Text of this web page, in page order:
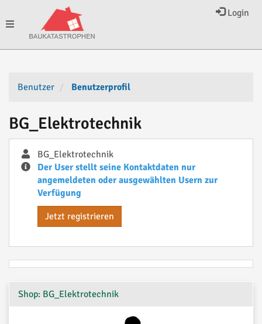
Login
Toggle
Benutzer
Benutzerprofil
BG_Elektrotechnik
BG_Elektrotechnik
Der User stellt seine Kontaktdaten nur
angemeldeten oder ausgewählten Usern zur
Verfügung
Jetzt registrieren
Shop: BG_Elektrotechnik